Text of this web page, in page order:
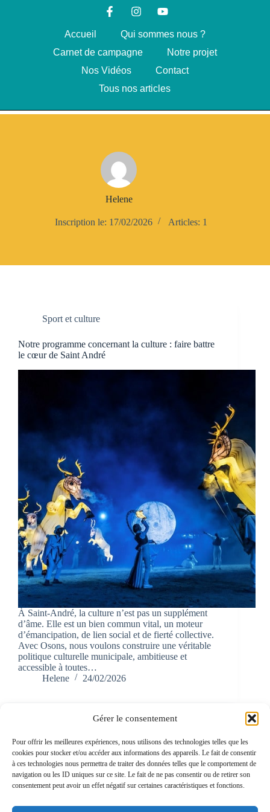
Gérer le consentement
Pour offrir les meilleures expériences, nous utilisons des technologies telles que les
cookies pour stocker et/ou accéder aux informations des appareils. Le fait de consentir
à ces technologies nous permettra de traiter des données telles que le comportement de
navigation ou les ID uniques sur ce site. Le fait de ne pas consentir ou de retirer son
consentement peut avoir un effet négatif sur certaines caractéristiques et fonctions.
Accueil
Qui sommes nous ?
Carnet de campagne
Notre projet
Nos Vidéos
Contact
Tous nos articles
Helene
Inscription le: 17/02/2026 Articles: 1
Sport et culture
Notre programme concernant la culture : faire battre
le cœur de Saint André
À Saint-André, la culture n’est pas un supplément
d’âme. Elle est un bien commun vital, un moteur
d’émancipation, de lien social et de fierté collective.
Avec Osons, nous voulons construire une véritable
politique culturelle municipale, ambitieuse et
accessible à toutes…
Helene
24/02/2026
Osons Saint-André avec Cyprien RICHER Liste